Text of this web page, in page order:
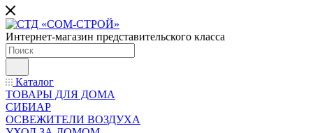
Интернет-магазин представительского класса
Каталог
ТОВАРЫ ДЛЯ ДОМА
СИБИАР
ОСВЕЖИТЕЛИ ВОЗДУХА